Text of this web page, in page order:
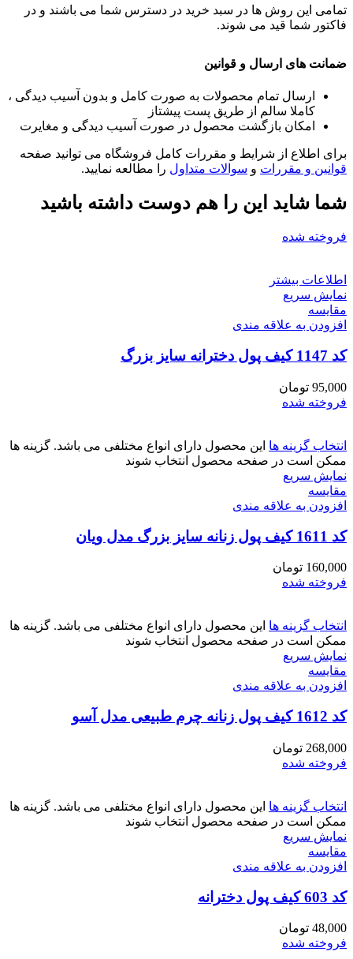
تمامی این روش ها در سبد خرید در دسترس شما می باشند و در
فاکتور شما قید می شوند.
ضمانت های ارسال و قوانین
ارسال تمام محصولات به صورت کامل و بدون آسیب دیدگی ،
کاملا سالم از طریق پست پیشتاز
امکان بازگشت محصول در صورت آسیب دیدگی و مغایرت
برای اطلاع از شرایط و مقررات کامل فروشگاه می توانید صفحه
قوانین و مقررات و سوالات متداول را مطالعه نمایید.
شما شاید این را هم دوست داشته باشید
فروخته شده
اطلاعات بیشتر
نمایش سریع
مقايسه
افزودن به علاقه مندی
کد 1147 کیف پول دخترانه سایز بزرگ
95,000 تومان
فروخته شده
انتخاب گزینه ها این محصول دارای انواع مختلفی می باشد. گزینه ها
ممکن است در صفحه محصول انتخاب شوند
نمایش سریع
مقايسه
افزودن به علاقه مندی
کد 1611 کیف پول زنانه سایز بزرگ مدل ویان
160,000 تومان
فروخته شده
انتخاب گزینه ها این محصول دارای انواع مختلفی می باشد. گزینه ها
ممکن است در صفحه محصول انتخاب شوند
نمایش سریع
مقايسه
افزودن به علاقه مندی
کد 1612 کیف پول زنانه چرم طبیعی مدل آسو
268,000 تومان
فروخته شده
انتخاب گزینه ها این محصول دارای انواع مختلفی می باشد. گزینه ها
ممکن است در صفحه محصول انتخاب شوند
نمایش سریع
مقايسه
افزودن به علاقه مندی
کد 603 کیف پول دخترانه
48,000 تومان
فروخته شده